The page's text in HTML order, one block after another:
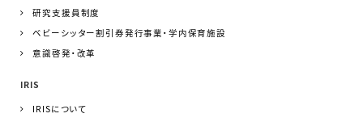
研究支援員制度
ベビーシッター割引券発行事業・学内保育施設
意識啓発・改革
IRIS
IRISについて